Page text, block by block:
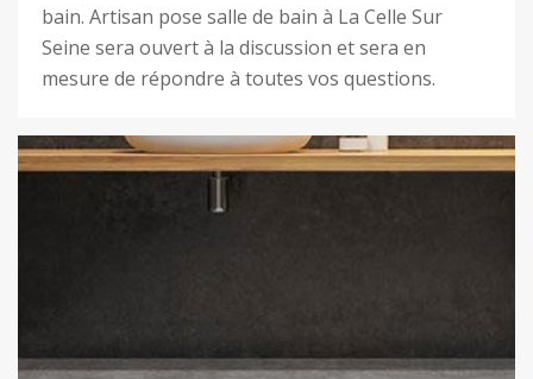
bain. Artisan pose salle de bain à La Celle Sur
Seine sera ouvert à la discussion et sera en
mesure de répondre à toutes vos questions.